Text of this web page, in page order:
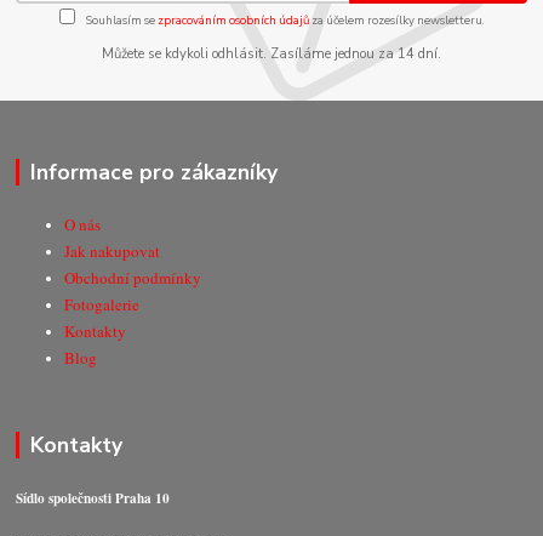
Souhlasím se zpracováním osobních údajůza účelem rozesílky newsletteru.
Můžete se kdykoli odhlásit. Zasíláme jednou za 14 dní.
Informace pro zákazníky
O nás
Jak nakupovat
Obchodní podmínky
Fotogalerie
Kontakty
Blog
Kontakty
Sídlo společnosti Praha 10